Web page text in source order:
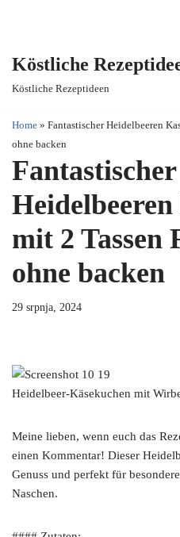
content
Köstliche
Köstliche Rezeptideen
Home » Fantastischer Heidelbeeren
ohne backen
Fantastischer
mit 2 Tassen
ohne backen
29 srpnja, 2024
Heidelbeer-Käsekuchen mit
Meine lieben, wenn euch das
einen Kommentar! Dieser
Genuss und perfekt für
Naschen.